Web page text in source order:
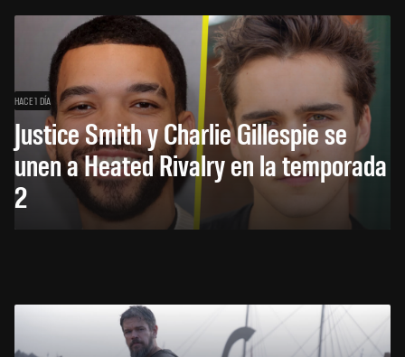
HACE 1 DÍA
Justice Smith y Charlie Gillespie se
unen a Heated Rivalry en la temporada
2